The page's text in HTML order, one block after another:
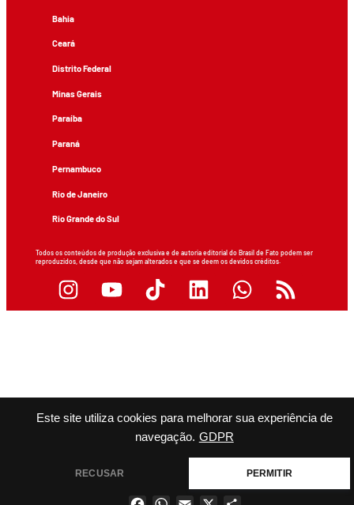
Este site utiliza cookies para melhorar sua experiência de
navegação. GDPR
RECUSAR PERMITIR
Bahia
Ceará
Distrito Federal
Minas Gerais
Paraíba
Paraná
Pernambuco
Rio de Janeiro
Rio Grande do Sul
Todos os conteúdos de produção exclusiva e de autoria editorial do Brasil de Fato podem ser
reproduzidos, desde que não sejam alterados e que se deem os devidos créditos.